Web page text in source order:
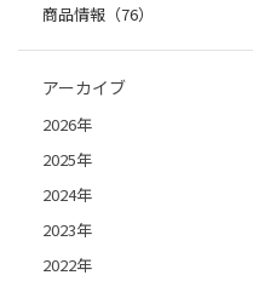
商品情報（76）
アーカイブ
2026年
2025年
2024年
2023年
2022年